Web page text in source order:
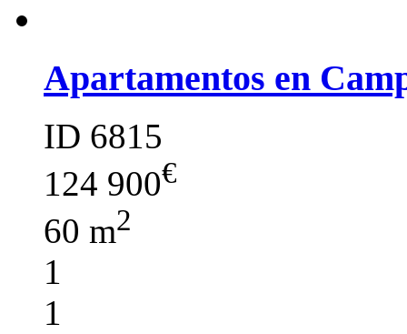
Apartamentos en
ID 6815
124 900€
60 m2
1
1